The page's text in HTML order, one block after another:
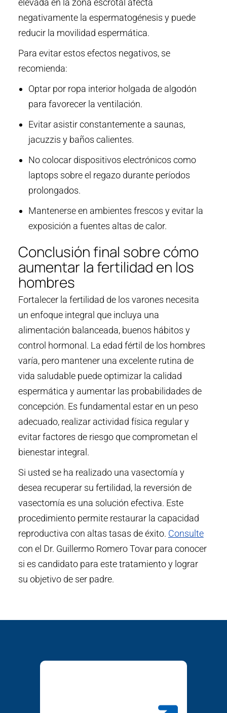
elevada en la zona escrotal afecta
negativamente la espermatogénesis y puede
reducir la movilidad espermática.
Para evitar estos efectos negativos, se
recomienda:
Optar por ropa interior holgada de algodón
para favorecer la ventilación.
Evitar asistir constantemente a saunas,
jacuzzis y baños calientes.
No colocar dispositivos electrónicos como
laptops sobre el regazo durante períodos
prolongados.
Mantenerse en ambientes frescos y evitar la
exposición a fuentes altas de calor.
Conclusión final sobre cómo
aumentar la fertilidad en los
hombres
Fortalecer la fertilidad de los varones necesita
un enfoque integral que incluya una
alimentación balanceada, buenos hábitos y
control hormonal. La edad fértil de los hombres
varía, pero mantener una excelente rutina de
vida saludable puede optimizar la calidad
espermática y aumentar las probabilidades de
concepción. Es fundamental estar en un peso
adecuado, realizar actividad física regular y
evitar factores de riesgo que comprometan el
bienestar integral.
Si usted se ha realizado una vasectomía y
desea recuperar su fertilidad, la reversión de
vasectomía es una solución efectiva. Este
procedimiento permite restaurar la capacidad
reproductiva con altas tasas de éxito. Consulte
con el Dr. Guillermo Romero Tovar para conocer
si es candidato para este tratamiento y lograr
su objetivo de ser padre.